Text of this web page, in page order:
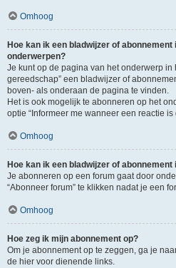
Omhoog
Hoe kan ik een bladwijzer of
onderwerpen?
Je kunt op de pagina van het onderwerp in
gereedschap” een bladwijzer of
boven- als onderaan de pagina te vinden.
Het is ook mogelijk te abonneren op het
optie “Informeer me wanneer een reactie
Omhoog
Hoe kan ik een bladwijzer of
Je abonneren op een forum gaat door
“Abonneer forum” te klikken nadat je een
Omhoog
Hoe zeg ik mijn abonnement op?
Om je abonnement op te zeggen, ga je
de hier voor dienende links.